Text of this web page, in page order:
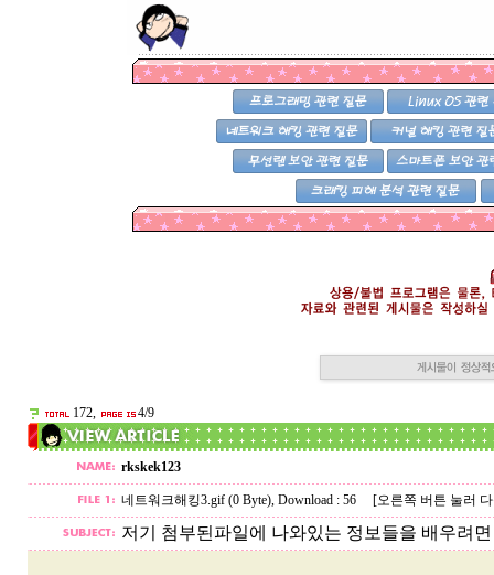
172, 4/9
rkskek123
네트워크해킹3.gif (0 Byte), Download : 56 [오른쪽 버튼 눌러
저기 첨부된파일에 나와있는 정보들을 배우려